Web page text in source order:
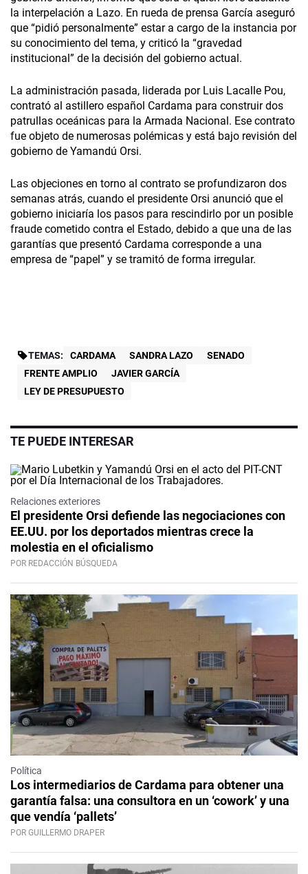
la interpelación a Lazo. En rueda de prensa García aseguró
que “pidió personalmente” estar a cargo de la instancia por
su conocimiento del tema, y criticó la “gravedad
institucional” de la decisión del gobierno actual.
La administración pasada, liderada por Luis Lacalle Pou,
contrató al astillero español Cardama para construir dos
patrullas oceánicas para la Armada Nacional. Ese contrato
fue objeto de numerosas polémicas y está bajo revisión del
gobierno de Yamandú Orsi.
Las objeciones en torno al contrato se profundizaron dos
semanas atrás, cuando el presidente Orsi anunció que el
gobierno iniciaría los pasos para rescindirlo por un posible
fraude cometido contra el Estado, debido a que una de las
garantías que presentó Cardama corresponde a una
empresa de “papel” y se tramitó de forma irregular.
TEMAS: CARDAMA SANDRA LAZO
SENADO
FRENTE AMPLIO
JAVIER GARCÍA
LEY DE PRESUPUESTO
TE PUEDE INTERESAR
Relaciones exteriores
El presidente Orsi defiende las negociaciones con
EE.UU. por los deportados mientras crece la
molestia en el oficialismo
POR REDACCIÓN BÚSQUEDA
Política
Los intermediarios de Cardama para obtener una
garantía falsa: una consultora en un ‘cowork’ y una
que vendía ‘pallets’
POR GUILLERMO DRAPER